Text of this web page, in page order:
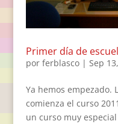
Primer día de
por ferblasco| Sep
Ya hemos empezado.
comienza el curso
un curso muy